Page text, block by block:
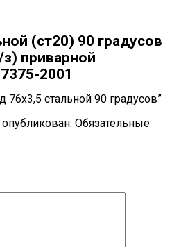
(ст20) 90 градусов
приварной
2001
76х3,5 стальной 90 градусов”
Обязательные